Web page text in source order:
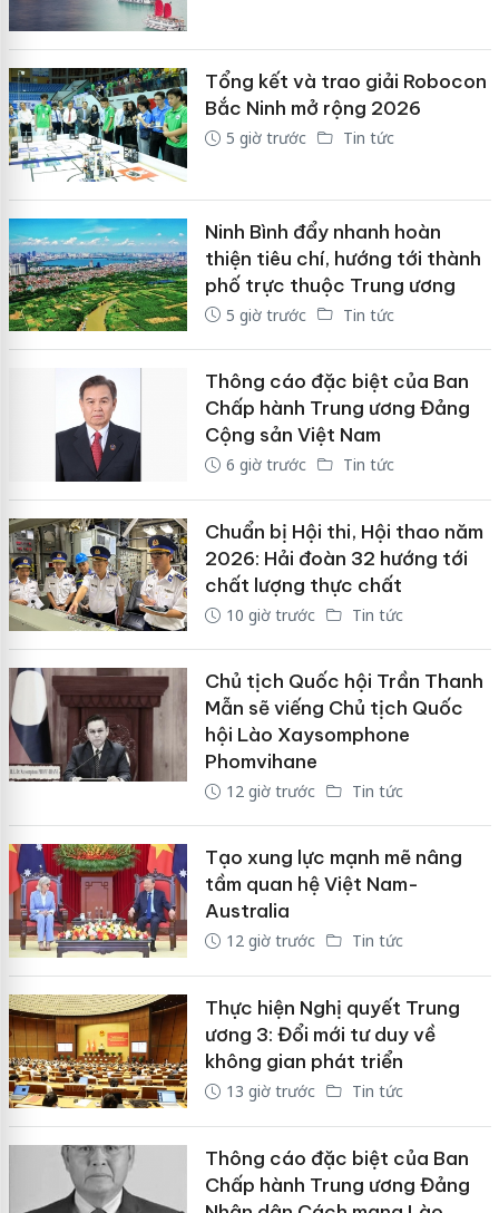
Tổng kết và trao giải Robocon
Bắc Ninh mở rộng 2026
5 giờ trước Tin tức
Ninh Bình đẩy nhanh hoàn
thiện tiêu chí, hướng tới thành
phố trực thuộc Trung ương
5 giờ trước Tin tức
Thông cáo đặc biệt của Ban
Chấp hành Trung ương Đảng
Cộng sản Việt Nam
6 giờ trước Tin tức
Chuẩn bị Hội thi, Hội thao năm
2026: Hải đoàn 32 hướng tới
chất lượng thực chất
10 giờ trước Tin tức
Chủ tịch Quốc hội Trần Thanh
Mẫn sẽ viếng Chủ tịch Quốc
hội Lào Xaysomphone
Phomvihane
12 giờ trước Tin tức
Tạo xung lực mạnh mẽ nâng
tầm quan hệ Việt Nam-
Australia
12 giờ trước Tin tức
Thực hiện Nghị quyết Trung
ương 3: Đổi mới tư duy về
không gian phát triển
13 giờ trước Tin tức
Thông cáo đặc biệt của Ban
Chấp hành Trung ương Đảng